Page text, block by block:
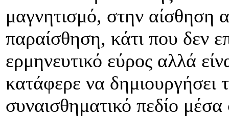
μαγνητισμό, στην αίσθηση
παραίσθηση, κάτι που δεν
ερμηνευτικό εύρος αλλά
κατάφερε να δημιουργήσει
συναισθηματικό πεδίο